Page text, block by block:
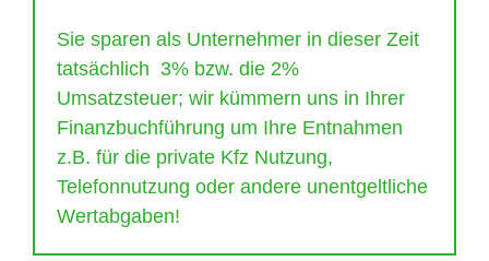
Sie sparen als Unternehmer in dieser Zeit
tatsächlich 3% bzw. die 2%
Umsatzsteuer; wir kümmern uns in Ihrer
Finanzbuchführung um Ihre Entnahmen
z.B. für die private Kfz Nutzung,
Telefonnutzung oder andere unentgeltliche
Wertabgaben!